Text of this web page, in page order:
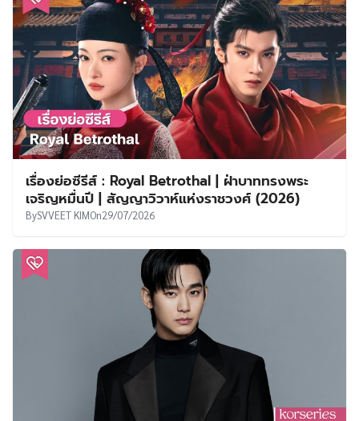
เรื่องย่อซีรีส์ : Royal Betrothal | ฝ่าบาททรงพระ
เจริญหมื่นปี | สัญญาวิวาห์แห่งราชวงศ์ (2026)
BySVVEET KIMOn29/07/2026